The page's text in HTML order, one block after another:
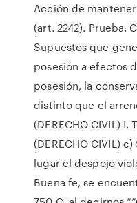
Acción de
(art. 2242). Prueba.
Supuestos que
posesión a efectos
posesión, la
distinto que el
(DERECHO CIVIL) I.
(DERECHO CIVIL)
lugar el despojo
Buena fe, se